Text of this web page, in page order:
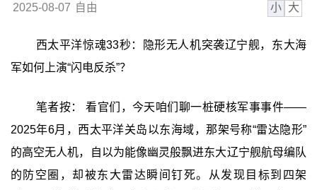
2025-08-07 自由 小 大
西太平洋惊魂33秒：隐形无人机突袭辽宁舰，东大海
军如何上演“闪电反杀”？
笔者按： 看官们，今天咱们聊一桩硬核军事事件——
2025年6月，西太平洋关岛以东海域，那架号称“雷达隐形”
的高空无人机，自以为能像幽灵般飘进东大辽宁舰航母编队
的防空圈，却被东大雷达瞬间钉死。从发现目标到四架